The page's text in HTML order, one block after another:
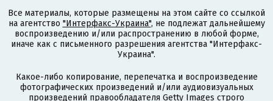
Все материалы, которые размещены на этом сайте со ссылкой
на агентство "Интерфакс-Украина", не подлежат дальнейшему
воспроизведению и/или распространению в любой форме,
иначе как с письменного разрешения агентства "Интерфакс-
Украина".
Какое-либо копирование, перепечатка и воспроизведение
фотографических произведений и/или аудиовизуальных
произведений правообладателя Getty Images строго